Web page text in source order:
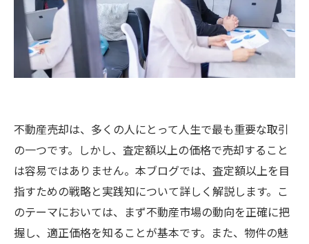
不動産売却は、多くの人にとって人生で最も重要な取引
の一つです。しかし、査定額以上の価格で売却すること
は容易ではありません。本ブログでは、査定額以上を目
指すための戦略と実践知について詳しく解説します。こ
のテーマにおいては、まず不動産市場の動向を正確に把
握し、適正価格を知ることが基本です。また、物件の魅